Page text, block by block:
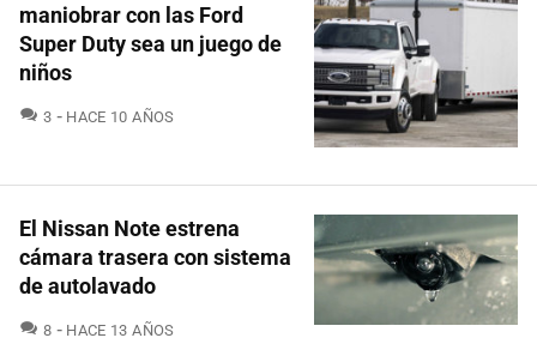
maniobrar con las Ford
Super Duty sea un juego de
niños
3 COMENTARIOS
HACE 10 AÑOS
El Nissan Note estrena
cámara trasera con sistema
de autolavado
8 COMENTARIOS
HACE 13 AÑOS